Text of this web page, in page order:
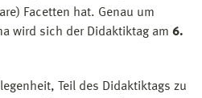
Facetten hat. Genau um
wird sich der Didaktiktag am 6.
Teil des Didaktiktags zu